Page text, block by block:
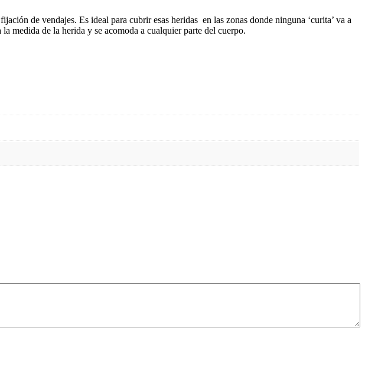
de vendajes. Es ideal para cubrir esas heridas en las zonas donde ninguna ‘curita’ va a
medida de la herida y se acomoda a cualquier parte del cuerpo.